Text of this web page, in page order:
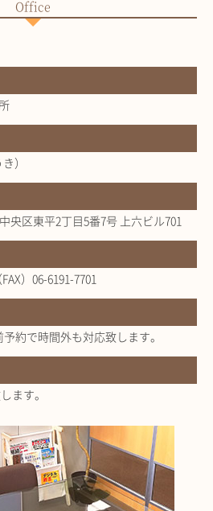
）
央区東平2丁目5番7号 上六ビル701
）06-6191-7701
約で時間外も対応致します。
ます。